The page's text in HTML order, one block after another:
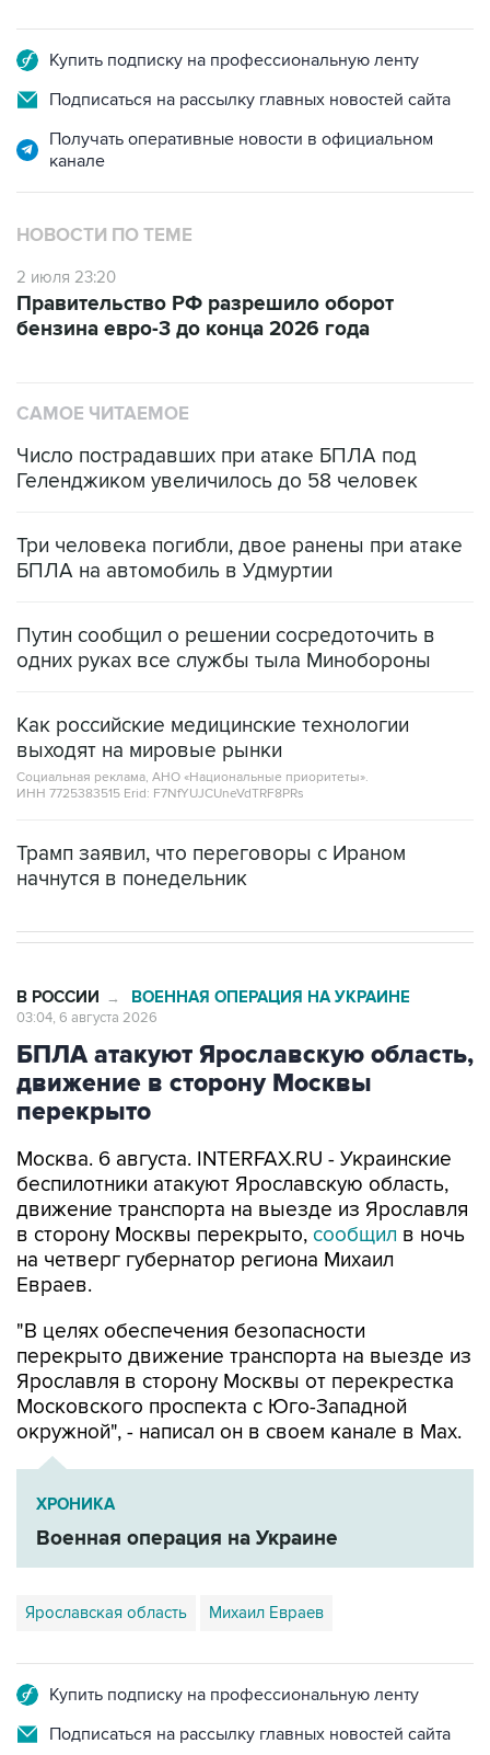
Подписаться на рассылку главных новостей сайта
Получать оперативные новости в официальном
канале
НОВОСТИ ПО ТЕМЕ
2 июля 23:20
бензина евро-3 до конца 2026 года
Число пострадавших при атаке БПЛА под
Три человека погибли, двое ранены при атаке
Путин сообщил о решении сосредоточить в
Как российские медицинские технологии
Социальная реклама, АНО «Национальные приоритеты».
ИНН 7725383515 Erid: F7NfYUJCUneVdTRF8PRs
БПЛА атакуют Ярославскую область,
движение в сторону Москвы
перекрыто
Москва. 6 августа. INTERFAX.RU - Украинские
движение транспорта на выезде из Ярославля
в сторону Москвы перекрыто,сообщилв ночь
на четверг губернатор региона Михаил
Евраев.
"В целях обеспечения безопасности
Ярославля в сторону Москвы от перекрестка
Московского проспекта с Юго-Западной
окружной", - написал он в своем канале в Мах.
ХРОНИКА
Военная операция на Украине
Ярославская область Михаил Евраев
Подписаться на рассылку главных новостей сайта
Получать оперативные новости в официальном
канале